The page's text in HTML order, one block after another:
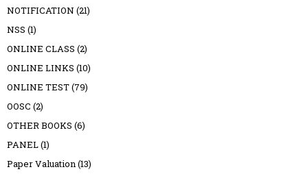
NOTIFICATION (21)
NSS (1)
ONLINE CLASS (2)
ONLINE LINKS (10)
ONLINE TEST(79)
OOSC (2)
OTHER BOOKS (6)
PANEL(1)
Paper Valuation(13)